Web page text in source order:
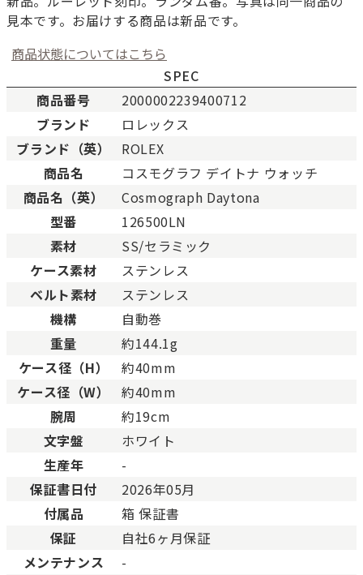
見本です。お届けする商品は新品です。
商品状態についてはこちら
新品
新品状態。
未使用 展示品などの未使用品。
SAランク
未使用同様品。数回使用した程度、もしくは新
態の商品。
Aランク 僅かな傷、汚れはありますが比較的程度の良い商
ABランク少々使用感はありますが、キズや汚れが少なめ
態の良い商品。
Bランク 一般的な使用感があり、傷・汚れがあるが使用に
い商品。
BCランクとても使用感のある商品。傷や汚れなどがあり、
合があります。
Cランク 色濃く使用感があり、傷や汚れが多く目立つ場合
す。
SPEC
商品番号
2000002239400712
ブランド
ロレックス
ブランド（英）
ROLEX
商品名
コスモグラフ デイトナ ウォッチ
商品名（英）
Cosmograph Daytona
型番
126500LN
素材
SS/セラミック
ケース素材
ステンレス
ベルト素材
ステンレス
機構
自動巻
重量
約144.1g
ケース径（H）
約40mm
ケース径（W）
約40mm
腕周
約19cm
文字盤
ホワイト
生産年
-
保証書日付
2026年05月
付属品
箱 保証書
保証
自社6ヶ月保証
メンテナンス
-